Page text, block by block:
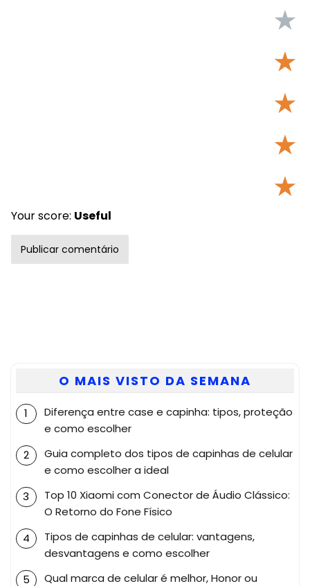
★
★
★
★
★
Your score: Useful
O MAIS VISTO DA SEMANA
Diferença entre case e capinha: tipos, proteção
e como escolher
Guia completo dos tipos de capinhas de celular
e como escolher a ideal
Top 10 Xiaomi com Conector de Áudio Clássico:
O Retorno do Fone Físico
Tipos de capinhas de celular: vantagens,
desvantagens e como escolher
Qual marca de celular é melhor, Honor ou